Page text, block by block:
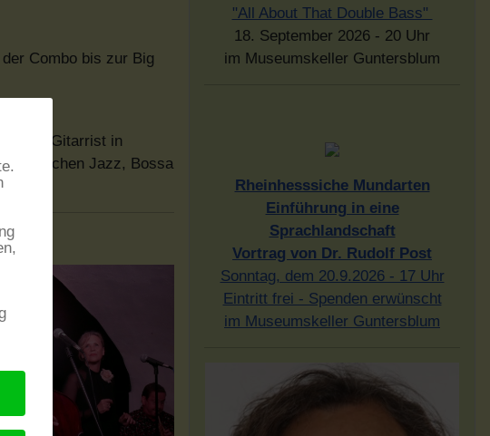
Combo bis zur Big
Gitarrist in
Bereichen Jazz, Bossa
"All About That Double Bass"
18. September 2026 - 20 Uhr
im Museumskeller Guntersblum
Rheinhesssiche Mundarten
Einführung in eine
Sprachlandschaft
Vortrag von Dr. Rudolf Post
Sonntag, dem 20.9.2026 - 17 Uhr
Eintritt frei - Spenden erwünscht
im Museumskeller Guntersblum